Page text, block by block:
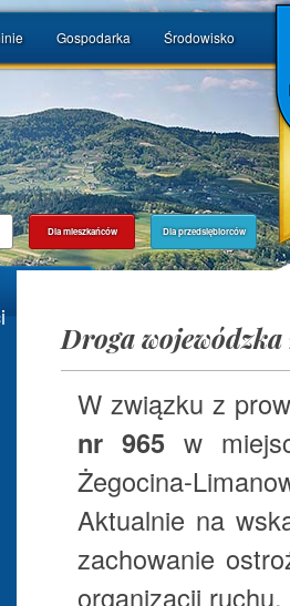
Gospodarka Środowisko
Dla mieszkańców Dla przedsiębiorców
Droga
W związku z
nr 965 w
Żegocina-
Aktualnie na
zachowanie
organizacji ruchu.